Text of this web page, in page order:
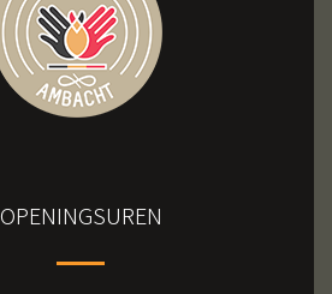
OPENINGSUREN